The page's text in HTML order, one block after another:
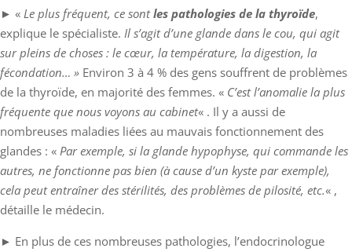
► « Le plus fréquent, ce sontles pathologies de la thyroïde,
explique le spécialiste. Il s’agit d’une glande dans le cou, qui agit
sur pleins de choses : le cœur, la température, la digestion, la
fécondation… » Environ 3 à 4 % des gens souffrent de problèmes
de la thyroïde, en majorité des femmes. « C’est l’anomalie la plus
fréquente que nous voyons au cabinet« . Il y a aussi de
nombreuses maladies liées au mauvais fonctionnement des
glandes : « Par exemple, si la glande hypophyse, qui commande les
autres, ne fonctionne pas bien (à cause d’un kyste par exemple),
cela peut entraîner des stérilités, des problèmes de pilosité, etc.« ,
détaille le médecin.
► En plus de ces nombreuses pathologies, l’endocrinologue